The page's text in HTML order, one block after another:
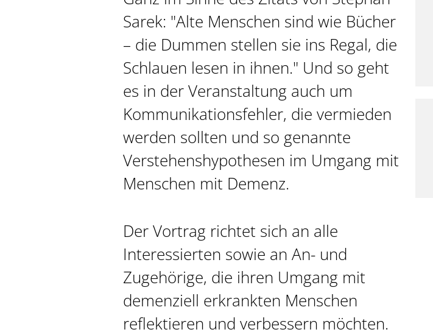
Sarek: "Alte Menschen sind wie Bücher
– die Dummen stellen sie ins Regal, die
Schlauen lesen in ihnen." Und so geht
es in der Veranstaltung auch um
Kommunikationsfehler, die vermieden
werden sollten und so genannte
Verstehenshypothesen im Umgang mit
Menschen mit Demenz.
Der Vortrag richtet sich an alle
Interessierten sowie an An- und
Zugehörige, die ihren Umgang mit
demenziell erkrankten Menschen
reflektieren und verbessern möchten.